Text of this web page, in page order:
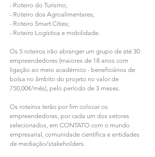
- Roteiro do Turismo;
- Roteiro dos Agroalimentares;
- Roteiro Smart Cities;
- Roteiro Logística e mobilidade.
Os 5 roteiros irão abranger um grupo de até 30
empreendedores (maiores de 18 anos com
ligação ao meio académico - beneficiários de
bolsa no âmbito do projeto no valor de
750,00€/mês), pelo período de 3 meses.
Os roteiros terão por fim colocar os
empreendedores, por cada um dos setores
selecionados, em CONTATO com o mundo
empresarial, comunidade científica e entidades
de mediação/stakeholders.